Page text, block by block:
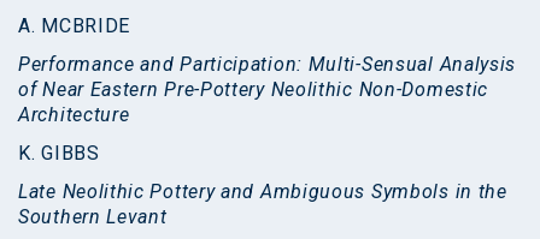
A. MCBRIDE
Performance and Participation: Multi-Sensual Analysis
of Near Eastern Pre-Pottery Neolithic Non-Domestic
Architecture
K. GIBBS
Late Neolithic Pottery and Ambiguous Symbols in the
Southern Levant